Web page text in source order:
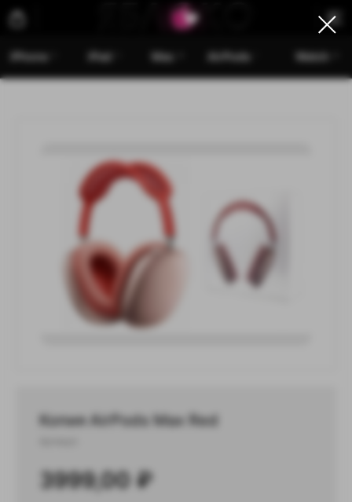
iPhone iPad Mac AirPods Watch
Копия AirPods Max Red
3999,00 ₽